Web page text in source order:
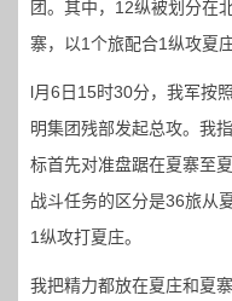
团。其中，12纵被划分在
寨，以1个旅配合1纵攻夏
l月6日15时30分，我军按
明集团残部发起总攻。我
标首先对准盘踞在夏寨至
战斗任务的区分是36旅从
1纵攻打夏庄。
我把精力都放在夏庄和夏